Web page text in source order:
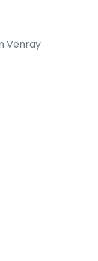
Venray